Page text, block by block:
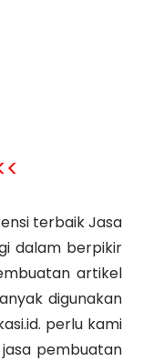
terbaik Jasa
dalam berpikir
artikel
digunakan
perlu kami
pembuatan